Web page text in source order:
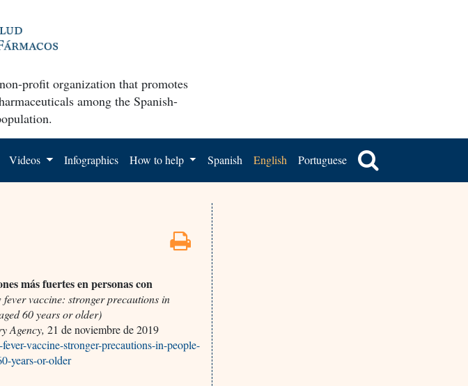
profit organization that promotes
among the Spanish-
Videos Infographics How to help Spanish English Portuguese
más fuertes en personas con
fever vaccine: stronger precautions in
60 years or older)
Agency, 21 de noviembre de 2019
vaccine-stronger-precautions-in-people-
years-or-older